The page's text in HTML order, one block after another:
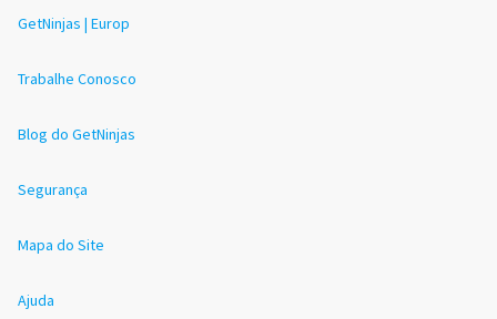
GetNinjas | Europ
Trabalhe Conosco
Blog do GetNinjas
Segurança
Mapa do Site
Ajuda